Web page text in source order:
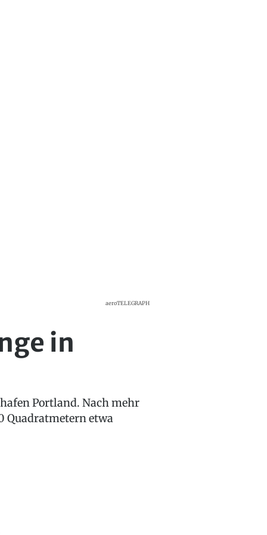
aeroTELEGRAPH
in
Portland. Nach mehr
Quadratmetern etwa